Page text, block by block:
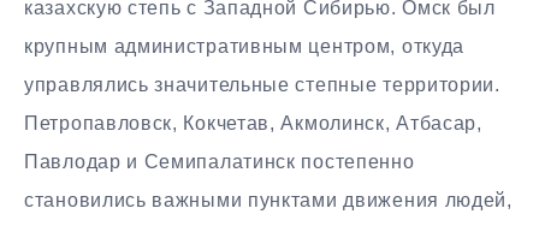
казахскую степь с Западной Сибирью. Омск был
крупным административным центром, откуда
управлялись значительные степные территории.
Петропавловск, Кокчетав, Акмолинск, Атбасар,
Павлодар и Семипалатинск постепенно
становились важными пунктами движения людей,